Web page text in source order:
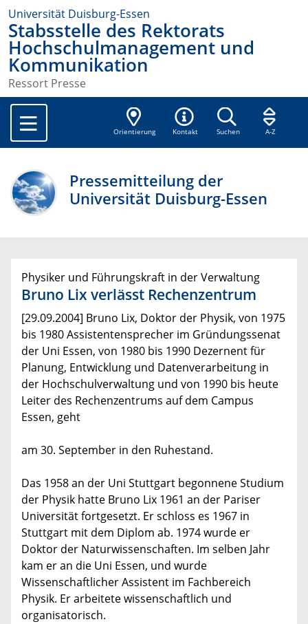
Universität Duisburg-Essen
Stabsstelle des Rektorats
Hochschulmanagement und
Kommunikation
Ressort Presse
Orientierung Kontakt Suchen A-Z
Pressemitteilung der
Universität Duisburg-Essen
Physiker und Führungskraft in der Verwaltung
Bruno Lix verlässt Rechenzentrum
[29.09.2004] Bruno Lix, Doktor der Physik, von 1975
bis 1980 Assistentensprecher im Gründungssenat
der Uni Essen, von 1980 bis 1990 Dezernent für
Planung, Entwicklung und Datenverarbeitung in
der Hochschulverwaltung und von 1990 bis heute
Leiter des Rechenzentrums auf dem Campus
Essen, geht
am 30. September in den Ruhestand.
Das 1958 an der Uni Stuttgart begonnene Studium
der Physik hatte Bruno Lix 1961 an der Pariser
Universität fortgesetzt. Er schloss es 1967 in
Stuttgart mit dem Diplom ab. 1974 wurde er
Doktor der Naturwissenschaften. Im selben Jahr
kam er an die Uni Essen, und wurde
Wissenschaftlicher Assistent im Fachbereich
Physik. Er arbeitete wissenschaftlich und
organisatorisch.